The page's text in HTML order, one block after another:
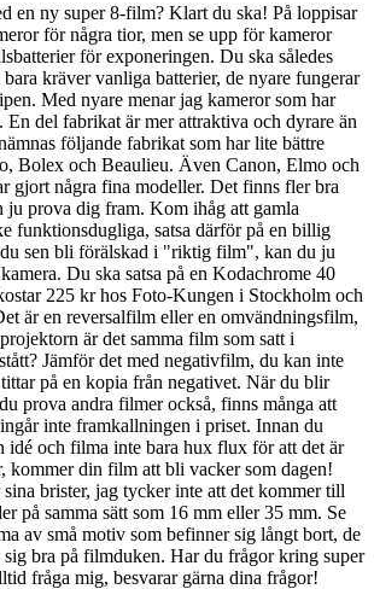
en ny super 8-film? Klart du ska! På loppisar
för några tior, men se upp för kameror
för exponeringen. Du ska således
kräver vanliga batterier, de nyare fungerar
Med nyare menar jag kameror som har
del fabrikat är mer attraktiva och dyrare än
följande fabrikat som har lite bättre
Bolex och Beaulieu. Även Canon, Elmo och
gjort några fina modeller. Det finns fler bra
ju prova dig fram. Kom ihåg att gamla
funktionsdugliga, satsa därför på en billig
sen bli förälskad i "riktig film", kan du ju
Du ska satsa på en Kodachrome 40
225 kr hos Foto-Kungen i Stockholm och
är en reversalfilm eller en omvändningsfilm,
är det samma film som satt i
Jämför det med negativfilm, du kan inte
på en kopia från negativet. När du blir
prova andra filmer också, finns många att
inte framkallningen i priset. Innan du
idé och filma inte bara hux flux för att det är
kommer din film att bli vacker som dagen!
brister, jag tycker inte att det kommer till
på samma sätt som 16 mm eller 35 mm. Se
av små motiv som befinner sig långt bort, de
bra på filmduken. Har du frågor kring super
fråga mig, besvarar gärna dina frågor!